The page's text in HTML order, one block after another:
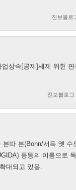
진보블로
상속[공제]세제 위헌 판
진보블로그
따 본(Bonn/서독 옛
등등의 이름으로
대되고 있음.